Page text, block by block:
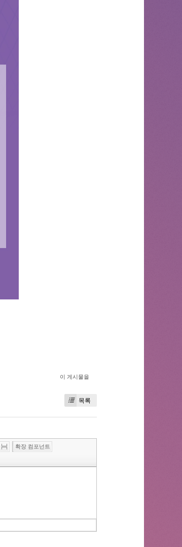
이 게시물을
목록
너
뛰
확장 컴포넌트